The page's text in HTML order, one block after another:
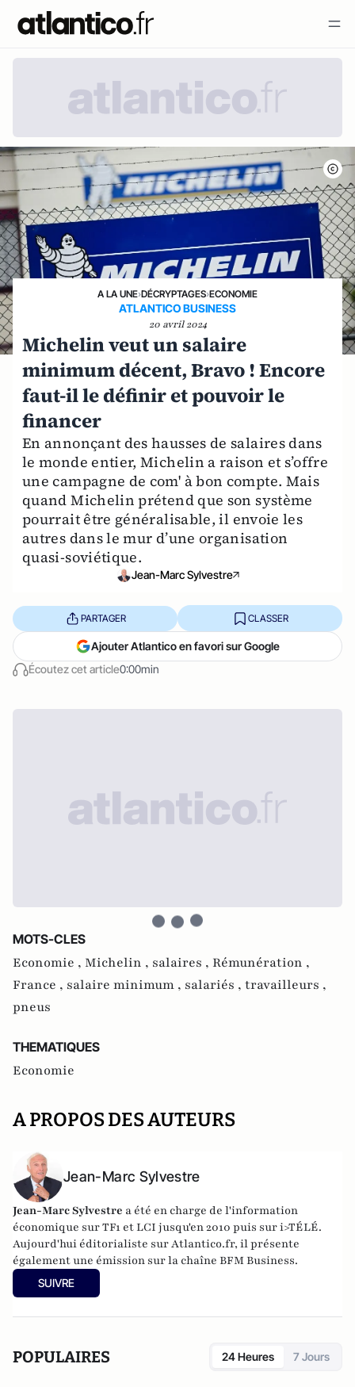
A LA UNE›DÉCRYPTAGES›ECONOMIE
ATLANTICO BUSINESS
20 avril 2024
Michelin veut un salaire
minimum décent, Bravo ! Encore
faut-il le définir et pouvoir le
financer
En annonçant des hausses de salaires dans
le monde entier, Michelin a raison et s’offre
une campagne de com' à bon compte. Mais
quand Michelin prétend que son système
pourrait être généralisable, il envoie les
autres dans le mur d’une organisation
quasi-soviétique.
Jean-Marc Sylvestre
Écoutez cet article0:00min
PARTAGER CLASSER
Ajouter Atlantico en favori sur Google
MOTS-CLES
Economie , Michelin , salaires , Rémunération ,
France , salaire minimum , salariés , travailleurs ,
pneus
THEMATIQUES
Economie
A PROPOS DES AUTEURS
Jean-Marc Sylvestre
Jean-Marc Sylvestre a été en charge de l'information
économique sur TF1 et LCI jusqu'en 2010 puis sur i>TÉLÉ.
Aujourd'hui éditorialiste sur Atlantico.fr, il présente
également une émission sur la chaîne BFM Business.
SUIVRE
POPULAIRES 24 Heures 7 Jours